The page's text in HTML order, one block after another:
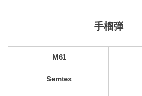
手榴弾
M61
Semtex